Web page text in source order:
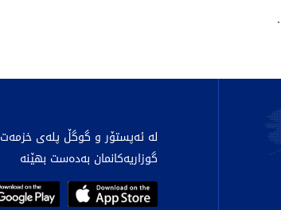
لە ئەپستۆر و گوگڵ پلەی خزمەت
گوزاریەکانمان بەدەست بهێنە